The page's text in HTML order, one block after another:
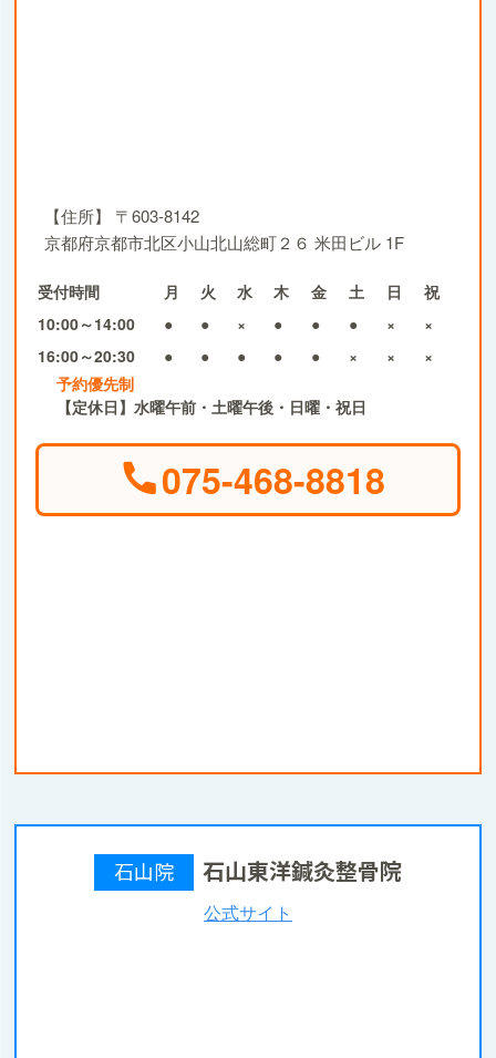
【住所】
〒603-8142
京都府京都市北区小山北山総町２６ 米田ビル 1F
受付時間 月 火 水 木 金 土 日
祝
10:00～14:00
● ● × ● ● ● ×
×
16:00～20:30
● ● ● ● ● × ×
×
予約優先制
【定休日】水曜午前・土曜午後・日曜・祝日
075-468-8818
石山院 石山東洋鍼灸整骨院
公式サイト